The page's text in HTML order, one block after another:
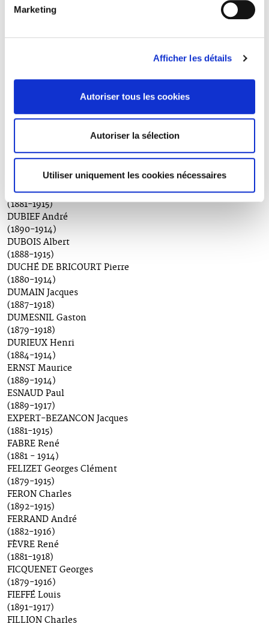
Marketing
Afficher les détails
Autoriser tous les cookies
Autoriser la sélection
Utiliser uniquement les cookies nécessaires
DENIS Jacques
DEPINCÉ Marcel
(1884-1914)
DESVOUGES Jacques
(1882-1917)
(1885-1918)
DUBARLE Robert
(1881-1915)
DUBIEF André
(1890-1914)
DUBOIS Albert
(1888-1915)
DUCHÉ DE BRICOURT Pierre
(1880-1914)
DUMAIN Jacques
(1887-1918)
DUMESNIL Gaston
(1879-1918)
DURIEUX Henri
(1884-1914)
ERNST Maurice
(1889-1914)
ESNAUD Paul
(1889-1917)
EXPERT-BEZANCON Jacques
(1881-1915)
FABRE René
(1881 - 1914)
FELIZET Georges Clément
(1879-1915)
FERON Charles
(1892-1915)
FERRAND André
(1882-1916)
FÈVRE René
(1881-1918)
FICQUENET Georges
(1879-1916)
FIEFFÉ Louis
(1891-1917)
FILLION Charles